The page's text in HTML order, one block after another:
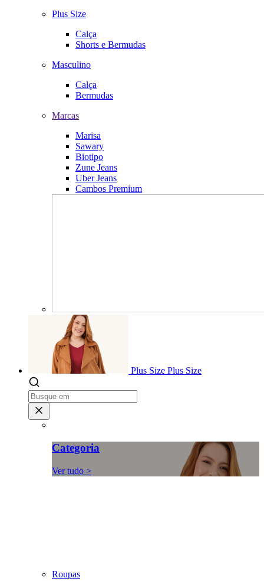
Plus Size
Calça
Shorts e Bermudas
Masculino
Calça
Bermudas
Marcas
Marisa
Sawary
Biotipo
Zune Jeans
Uber Jeans
Cambos Premium
Plus Size Plus Size
Categoria
Ver tudo >
Roupas